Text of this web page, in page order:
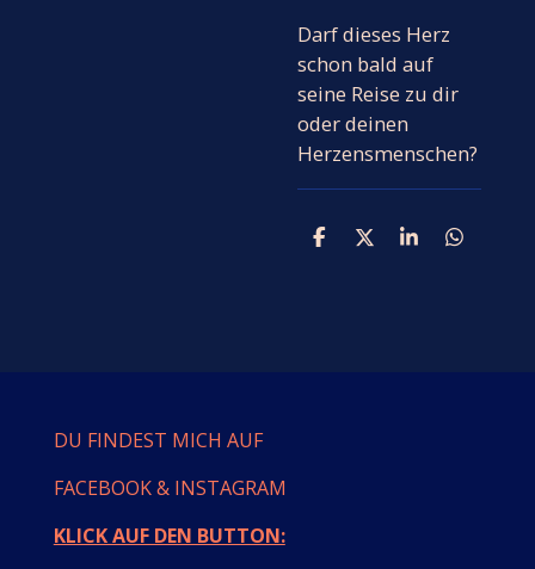
Darf dieses Herz
schon bald auf
seine Reise zu dir
oder deinen
Herzensmenschen?
T
T
T
T
DU FINDEST MICH AUF
FACEBOOK & INSTAGRAM
KLICK AUF DEN BUTTON: